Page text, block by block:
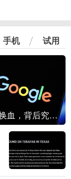
手机 试用
谷歌AI大换血，背后究竟发生了什么？